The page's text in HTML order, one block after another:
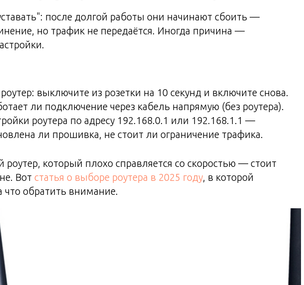
после долгой работы они начинают сбоить —
но трафик не передаётся. Иногда причина —
роутер: выключите из розетки на 10 секунд и включите снова.
ли подключение через кабель напрямую (без роутера).
роутера по адресу 192.168.0.1 или 192.168.1.1 —
ли прошивка, не стоит ли ограничение трафика.
роутер, который плохо справляется со скоростью — стоит
Вот статья о выборе роутера в 2025 году, в которой
что обратить внимание.